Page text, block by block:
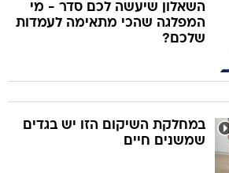
השאלון שיעשה לכם סדר - מי
המפלגה שהכי מתאימה לעמדות
שלכם?
במחלקת השיקום הזו יש בגדים
שמשנים חיים